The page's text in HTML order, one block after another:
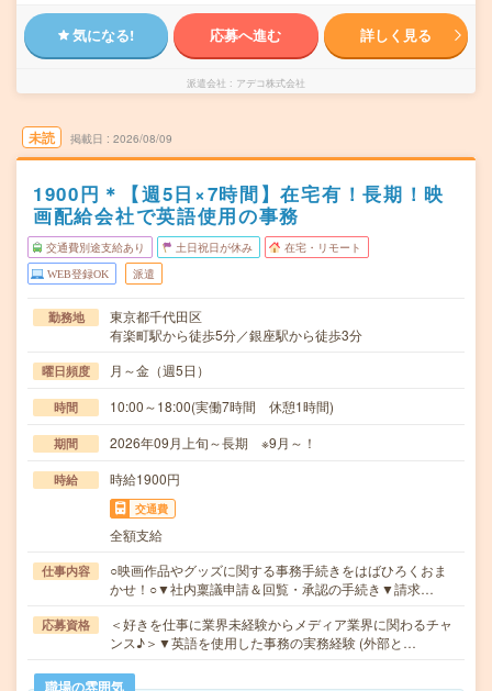
気になる! 応募へ進む 詳しく見る
派遣会社 アデコ株式会社
未読 掲載日 2026/08/09
1900円＊【週5日×7時間】在宅有！長期！映
画配給会社で英語使用の事務
交通費別途支給あり 土日祝日が休み 在宅・リモート
WEB登録OK 派遣
勤務地
東京都千代田区
有楽町駅から徒歩5分／銀座駅から徒歩3分
曜日頻度 月～金（週5日）
時間 10:00～18:00(実働7時間 休憩1時間)
期間 2026年09月上旬～長期 ※9月～！
時給 時給1900円
交通費
全額支給
仕事内容
○映画作品やグッズに関する事務手続きをはばひろくおま
かせ！○▼社内稟議申請＆回覧・承認の手続き▼請求…
応募資格
＜好きを仕事に業界未経験からメディア業界に関わるチャ
ンス♪＞▼英語を使用した事務の実務経験 (外部と…
職場の雰囲気